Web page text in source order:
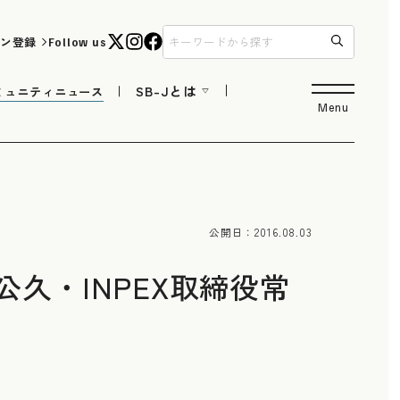
登録 Follow us
ュニティニュース SB-Jとは
Menu
公開日：2016.08.03
・INPEX取締役常